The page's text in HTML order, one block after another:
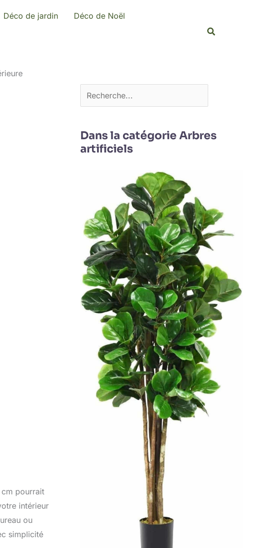
Déco de jardin Déco de Noël
cm pourrait
intérieur
ou
simplicité
r
e
r
Dans la catégorie Arbres
artificiels